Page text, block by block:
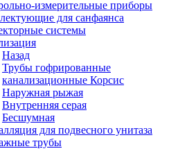
измерительные приборы
для санфаянса
системы
Назад
Трубы гофрированные
канализационные Корсис
Наружная рыжая
Внутренняя серая
Бесшумная
для подвесного унитаза
трубы